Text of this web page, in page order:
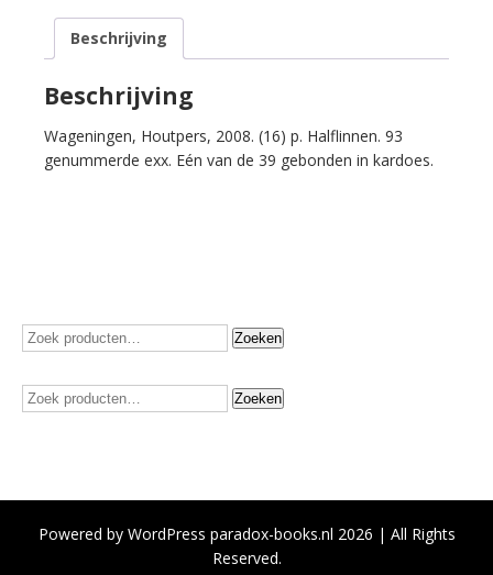
Beschrijving
Beschrijving
Wageningen, Houtpers, 2008. (16) p. Halflinnen. 93
genummerde exx. Eén van de 39 gebonden in kardoes.
Zoeken
Zoeken
Zoeken
Zoeken
Powered by WordPress paradox-books.nl 2026 | All Rights
Reserved.